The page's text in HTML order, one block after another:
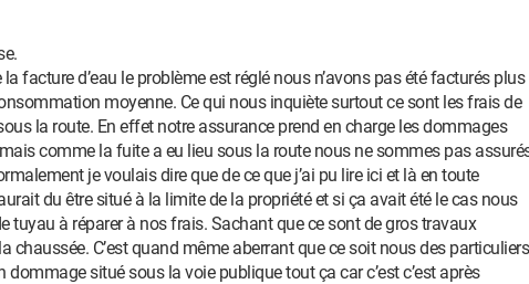
facture d’eau le problème est réglé nous n’avons pas été facturés plus
moyenne. Ce qui nous inquiète surtout ce sont les frais de
la route. En effet notre assurance prend en charge les dommages
comme la fuite a eu lieu sous la route nous ne sommes pas
je voulais dire que de ce que j’ai pu lire ici et là en toute
du être situé à la limite de la propriété et si ça avait été le cas nous
tuyau à réparer à nos frais. Sachant que ce sont de gros travaux
chaussée. C’est quand même aberrant que ce soit nous des particuliers
dommage situé sous la voie publique tout ça car c’est c’est après